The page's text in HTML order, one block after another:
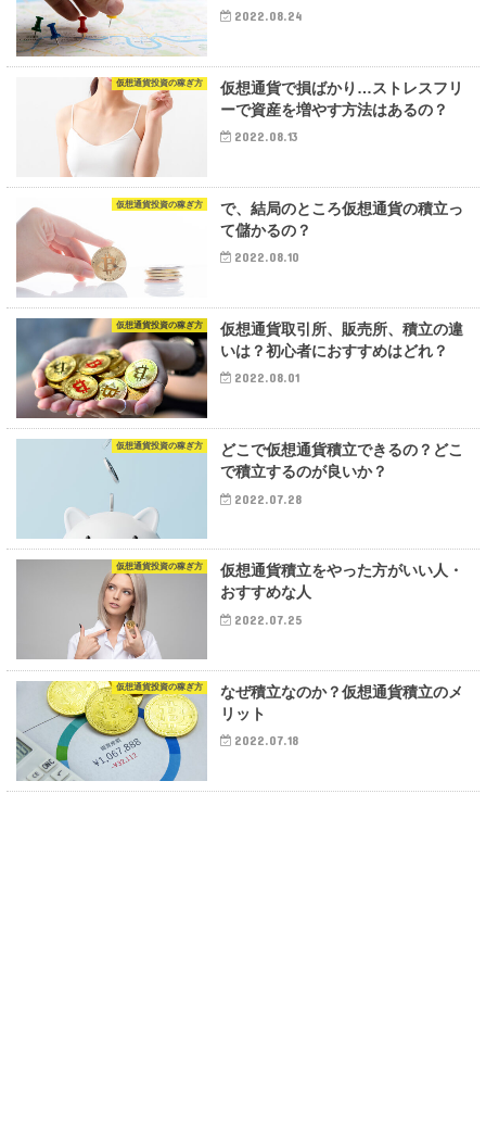
2022.08.24
仮想通貨投資の稼ぎ方
仮想通貨で損ばかり…ストレスフリ
ーで資産を増やす方法はあるの？
2022.08.13
仮想通貨投資の稼ぎ方
で、結局のところ仮想通貨の積立っ
て儲かるの？
2022.08.10
仮想通貨投資の稼ぎ方
仮想通貨取引所、販売所、積立の違
いは？初心者におすすめはどれ？
2022.08.01
仮想通貨投資の稼ぎ方
どこで仮想通貨積立できるの？どこ
で積立するのが良いか？
2022.07.28
仮想通貨投資の稼ぎ方
仮想通貨積立をやった方がいい人・
おすすめな人
2022.07.25
仮想通貨投資の稼ぎ方
なぜ積立なのか？仮想通貨積立のメ
リット
2022.07.18